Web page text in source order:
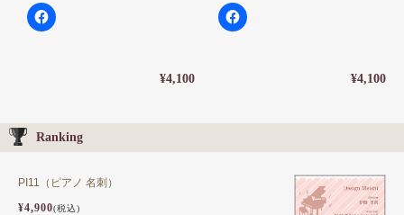
¥4,100 ¥4,100
Ranking
PI11（ピアノ 名刺）
¥4,900(税込)